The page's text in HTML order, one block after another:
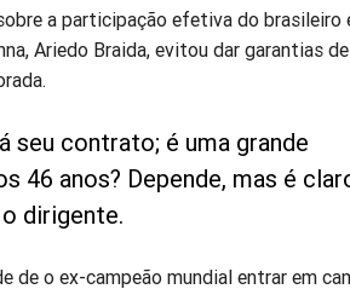
a participação efetiva do brasileiro
Ariedo Braida, evitou dar garantias
seu contrato; é uma grande
46 anos? Depende, mas é
dirigente.
de o ex-campeão mundial entrar em